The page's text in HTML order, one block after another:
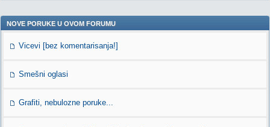
NOVE PORUKE U OVOM FORUMU
Vicevi [bez komentarisanja!]
Smešni oglasi
Grafiti, nebulozne poruke...